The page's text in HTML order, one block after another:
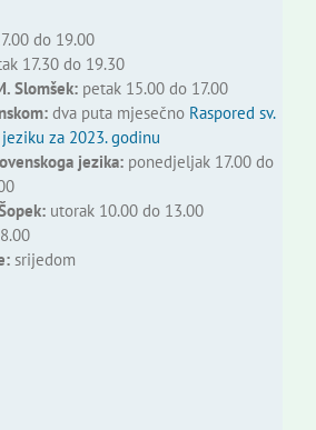
do 19.00
17.30 do 19.30
Slomšek:petak 15.00 do 17.00
dva puta mjesečno Raspored sv.
za 2023. godinu
jezika:ponedjeljak 17.00 do
utorak 10.00 do 13.00
srijedom